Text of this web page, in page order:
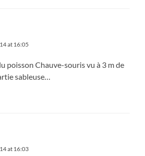
at 16:05
poisson Chauve-souris vu à 3 m de
sableuse…
at 16:03